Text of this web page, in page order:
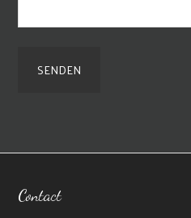
Contact